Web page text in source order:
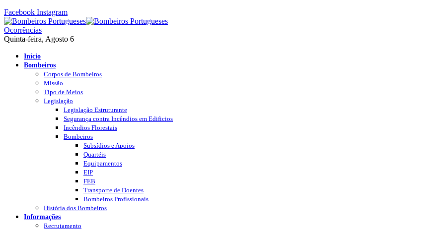
Facebook Instagram
Ocorrências
Quinta-feira, Agosto 6
Início
Bombeiros
Corpos de Bombeiros
Missão
Tipo de Meios
Legislação
Legislação Estruturante
Segurança contra Incêndios em Edificios
Incêndios Florestais
Bombeiros
Subsídios e Apoios
Quartéis
Equipamentos
EIP
FEB
Transporte de Doentes
Bombeiros Profissionais
História dos Bombeiros
Informações
Recrutamento